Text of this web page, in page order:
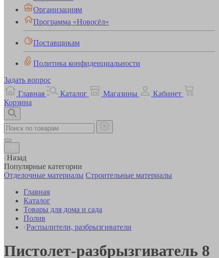
Организациям
Программа «Новосёл»
Поставщикам
Политика конфиденциальности
Задать вопрос
Главная
Каталог Магазины
Кабинет
Корзина
Назад
Популярные категории
Отделочные материалы Строительные материалы
Главная
Каталог
Товары для дома и сада
Полив
Распылители, разбрызгиватели
Пистолет-разбрызгиватель 8